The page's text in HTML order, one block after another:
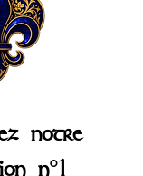
notre
n°1